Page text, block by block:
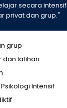
secara intensif
privat dan grup."
grup
dan latihan
Intensif